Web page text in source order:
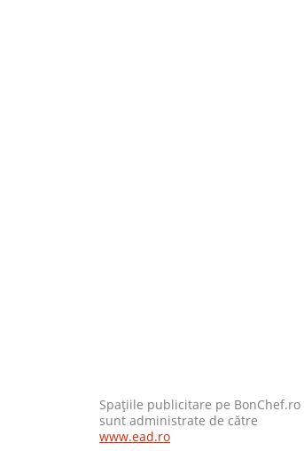
Spaţiile publicitare pe BonChef.ro
sunt administrate de către
www.ead.ro